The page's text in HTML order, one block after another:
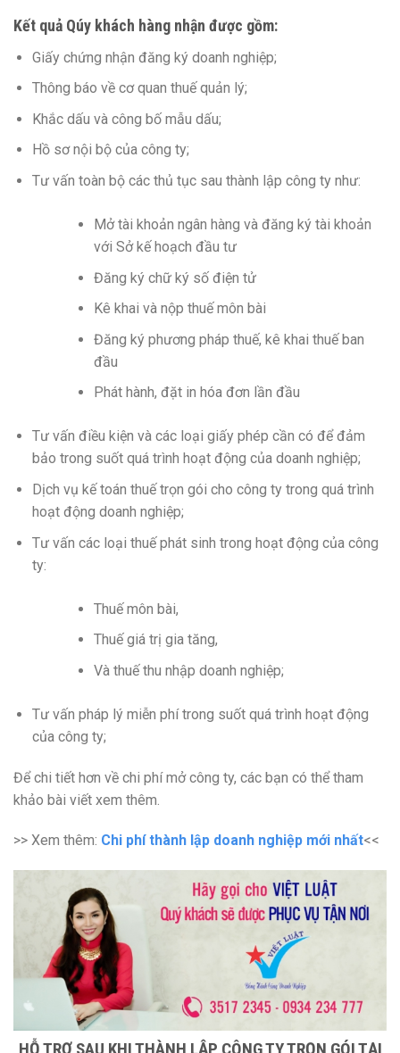
Kết quả Qúy khách hàng nhận được gồm:
Giấy chứng nhận đăng ký doanh nghiệp;
Thông báo về cơ quan thuế quản lý;
Khắc dấu và công bố mẫu dấu;
Hồ sơ nội bộ của công ty;
Tư vấn toàn bộ các thủ tục sau thành lập công ty như:
Mở tài khoản ngân hàng và đăng ký tài khoản
với Sở kế hoạch đầu tư
Đăng ký chữ ký số điện tử
Kê khai và nộp thuế môn bài
Đăng ký phương pháp thuế, kê khai thuế ban
đầu
Phát hành, đặt in hóa đơn lần đầu
Tư vấn điều kiện và các loại giấy phép cần có để đảm
bảo trong suốt quá trình hoạt động của doanh nghiệp;
Dịch vụ kế toán thuế trọn gói cho công ty trong quá trình
hoạt động doanh nghiệp;
Tư vấn các loại thuế phát sinh trong hoạt động của công
ty:
Thuế môn bài,
Thuế giá trị gia tăng,
Và thuế thu nhập doanh nghiệp;
Tư vấn pháp lý miễn phí trong suốt quá trình hoạt động
của công ty;
Để chi tiết hơn về chi phí mở công ty, các bạn có thể tham
khảo bài viết xem thêm.
>> Xem thêm: Chi phí thành lập doanh nghiệp mới nhất<<